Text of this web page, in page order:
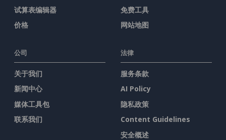
试算表编辑器
价格
免费工具
网站地图
公司
关于我们
新闻中心
媒体工具包
联系我们
法律
服务条款
AI Policy
隐私政策
Content Guidelines
安全概述